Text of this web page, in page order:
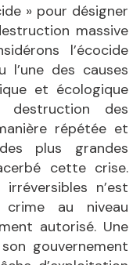
» pour désigner
massive
l’écocide
l’une des causes
et écologique
destruction des
répétée et
plus grandes
cette crise.
n’est
au niveau
autorisé. Une
gouvernement